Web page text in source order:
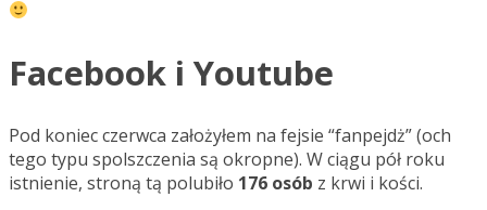
Facebook i Youtube
Pod koniec czerwca założyłem na fejsie “fanpejdż” (och
tego typu spolszczenia są okropne). W ciągu pół roku
istnienie, stroną tą polubiło 176 osób z krwi i kości.